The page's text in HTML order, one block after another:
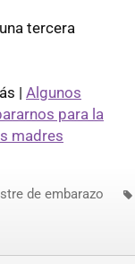
tercera
| Algunos
para la
madres
de embarazo